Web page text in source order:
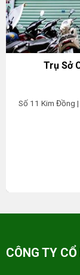
Trụ Sở
Số 11 Kim Đồng
CÔNG TY